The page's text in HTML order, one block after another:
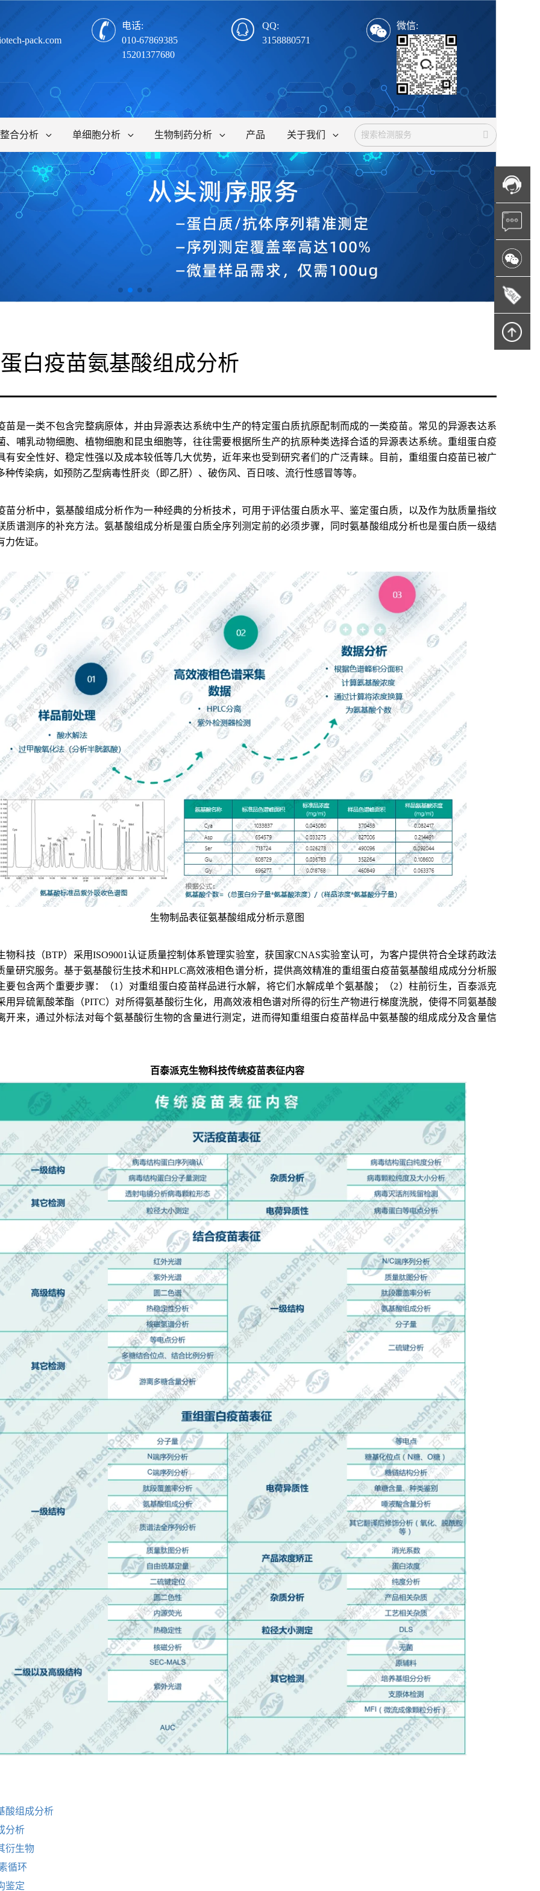
pack.com
电话:
010-67869385
15201377680
QQ:
3158880571
微信:
合分析 单细胞分析 生物制药分析 产品 关于我们
白疫苗氨基酸组成分析
苗是一类不包含完整病原体，并由异源表达系统中生产的特定蛋白质抗原配制而成的一类疫苗。常见的异源表达系
、哺乳动物细胞、植物细胞和昆虫细胞等，往往需要根据所生产的抗原种类选择合适的异源表达系统。重组蛋白疫
有安全性好、稳定性强以及成本较低等几大优势，近年来也受到研究者们的广泛青睐。目前，重组蛋白疫苗已被广
种传染病，如预防乙型病毒性肝炎（即乙肝）、破伤风、百日咳、流行性感冒等等。
苗分析中，氨基酸组成分析作为一种经典的分析技术，可用于评估蛋白质水平、鉴定蛋白质，以及作为肽质量指纹
质谱测序的补充方法。氨基酸组成分析是蛋白质全序列测定前的必须步骤，同时氨基酸组成分析也是蛋白质一级结
力佐证。
生物制品表征氨基酸组成分析示意 图
物科技 （BTP） 采用ISO9001认证质量控制体系管理实验室，获国家CNAS实验室认可，为客户提供符合全球药政法
量研究服务。基于氨基酸衍生技术和HPLC高效液相色谱分析，提供高效精准的重组蛋白疫苗氨基酸组成成分分析服
要包含两个重要步骤 ：（1）对重组蛋白疫苗样品进行水解，将它们水解成单个氨基酸； （2）柱前衍生， 百泰派克
用异硫氰酸苯酯（PITC）对所得氨基酸衍生化，用高效液相色谱对所得的衍生产物进行梯度洗脱，使得不同氨基酸
开来，通过外标法对每个氨基酸衍生物的含量进行测定，进而得知重组蛋白疫苗样品中氨基酸的组成成分及含量信
百泰派克生物科技传统疫苗表征内容
酸组成分析
分析
衍生物
循环
鉴定